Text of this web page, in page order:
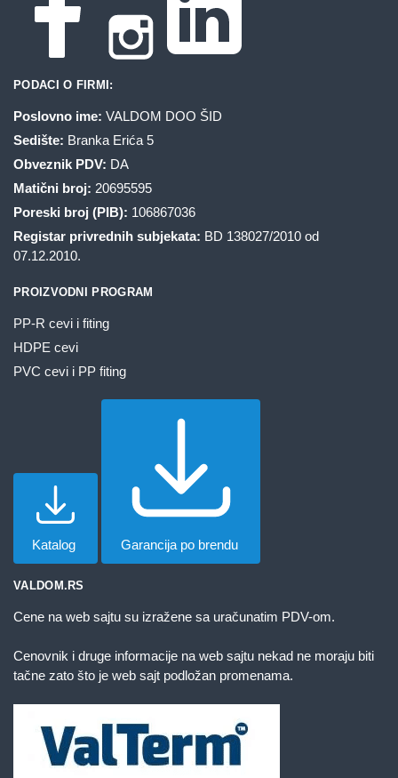
PODACI O FIRMI:
Poslovno ime: VALDOM DOO ŠID
Sedište: Branka Erića 5
Obveznik PDV: DA
Matični broj: 20695595
Poreski broj (PIB): 106867036
Registar privrednih subjekata: BD 138027/2010 od
07.12.2010.
PROIZVODNI PROGRAM
PP-R cevi i fiting
HDPE cevi
PVC cevi i PP fiting
Katalog Garancija po brendu
VALDOM.RS
Cene na web sajtu su izražene sa uračunatim PDV-om.
Cenovnik i druge informacije na web sajtu nekad ne moraju biti
tačne zato što je web sajt podložan promenama.